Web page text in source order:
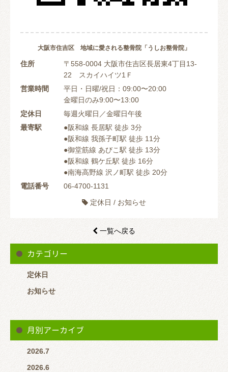
大阪市住吉区 地域に愛される整骨院「うしお整骨院」
住所
〒558-0004 大阪市住吉区長居東4丁目13-
22 スカイハイツ1Ｆ
営業時間
平日・日曜/祝日：09:00〜20:00
金曜日のみ9:00〜13:00
定休日
毎週火曜日／金曜日午後
最寄駅
●阪和線 長居駅 徒歩 3分
●阪和線 我孫子町駅 徒歩 11分
●御堂筋線 あびこ駅 徒歩 13分
●阪和線 鶴ケ丘駅 徒歩 16分
●南海高野線 沢ノ町駅 徒歩 20分
電話番号
06-4700-1131
 定休日 / お知らせ
 一覧へ戻る
カテゴリー
定休日
お知らせ
月別アーカイブ
2026.7
2026.6